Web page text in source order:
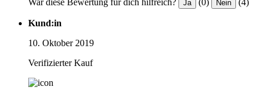
War diese Bewertung für dich hilfreich? Ja (0) Nein (4)
Kund:in
10. Oktober 2019
Verifizierter Kauf